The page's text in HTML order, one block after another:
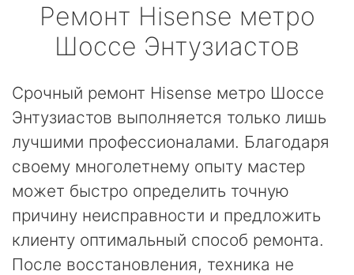
Ремонт Hisense метро
Шоссе Энтузиастов
Срочный ремонт Hisense метро Шоссе
Энтузиастов выполняется только лишь
лучшими профессионалами. Благодаря
своему многолетнему опыту мастер
может быстро определить точную
причину неисправности и предложить
клиенту оптимальный способ ремонта.
После восстановления, техника не